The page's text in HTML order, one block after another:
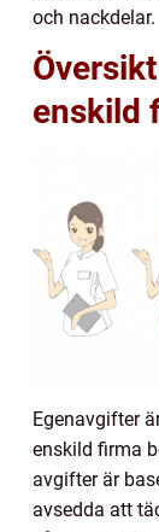
och nackdelar.
enskild
Egenavgifter
enskild firma
avgifter är
avsedda att